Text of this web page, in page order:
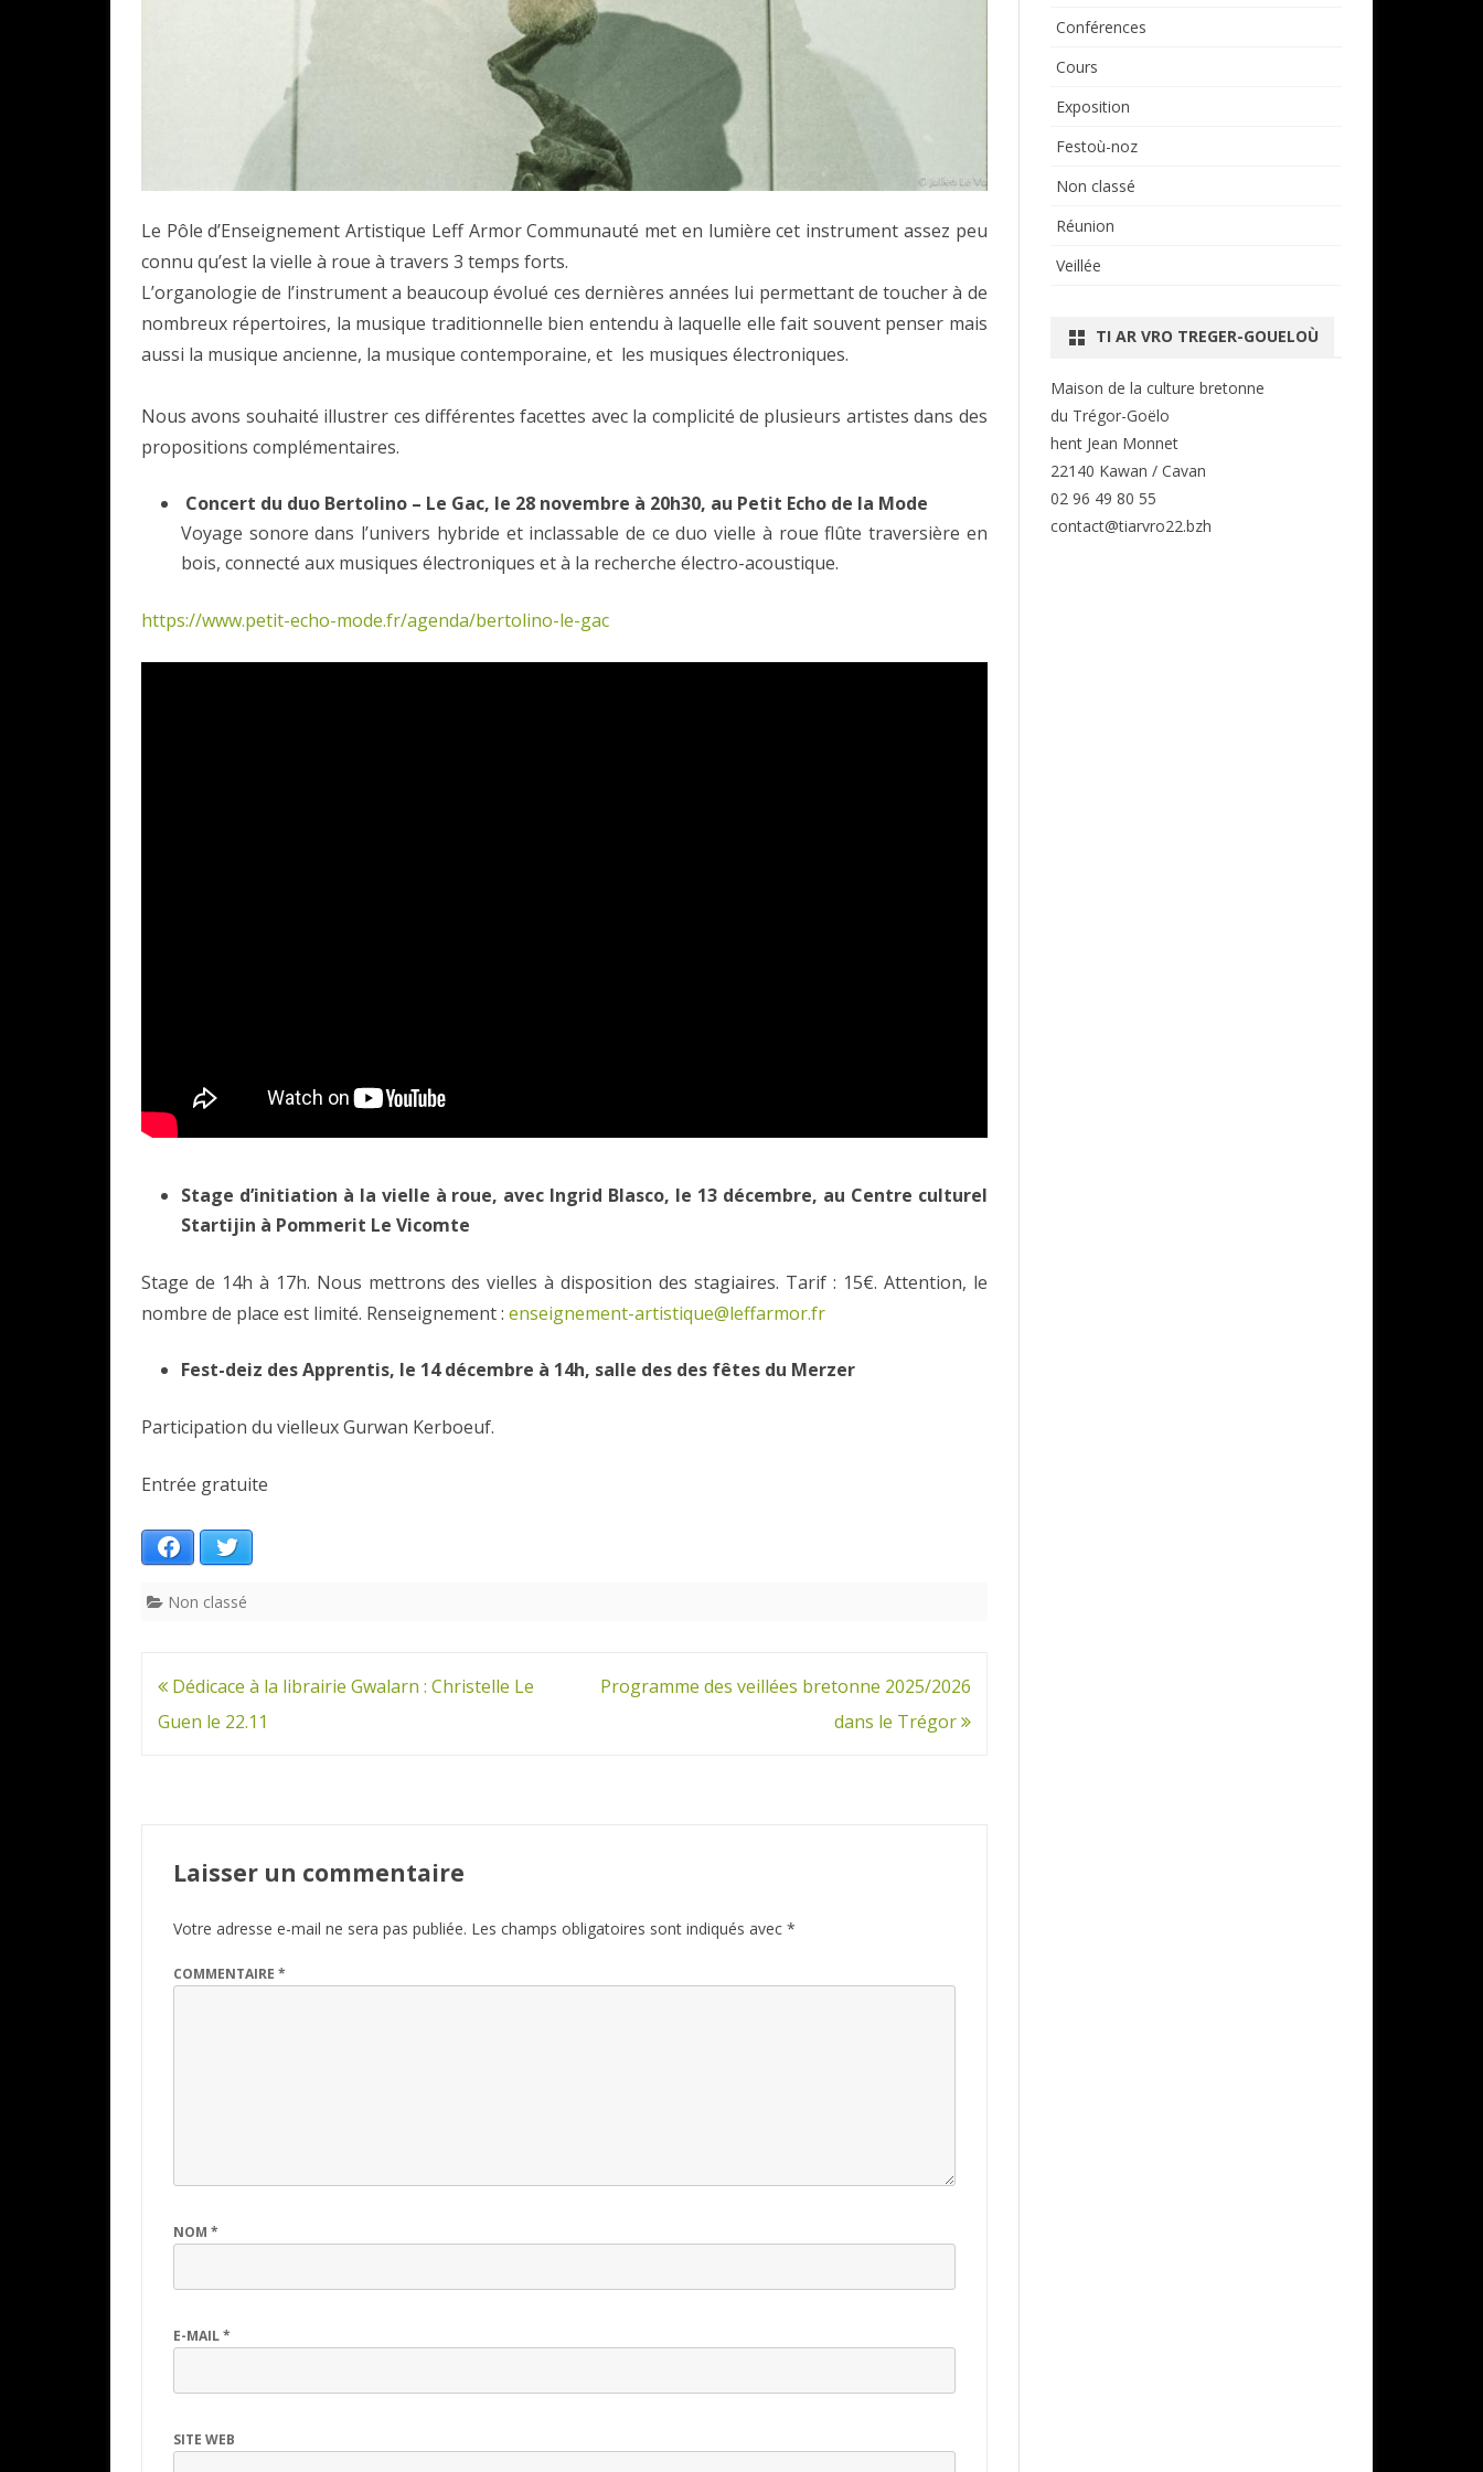
Blanchardeau
Le Pôle d’Enseignement Artistique Leff Armor Communauté met en lumière cet instrument assez peu
connu qu’est la vielle à roue à travers 3 temps forts.
L’organologie de l’instrument a beaucoup évolué ces dernières années lui permettant de toucher à de
nombreux répertoires, la musique traditionnelle bien entendu à laquelle elle fait souvent penser mais
aussi la musique ancienne, la musique contemporaine, et les musiques électroniques.
Nous avons souhaité illustrer ces différentes facettes avec la complicité de plusieurs artistes dans des
propositions complémentaires.
Concert du duo Bertolino – Le Gac, le 28 novembre à 20h30, au Petit Echo de la Mode
Voyage sonore dans l’univers hybride et inclassable de ce duo vielle à roue flûte traversière en
bois, connecté aux musiques électroniques et à la recherche électro-acoustique.
https://www.petit-echo-mode.fr/agenda/bertolino-le-gac
Stage d’initiation à la vielle à roue, avec Ingrid Blasco, le 13 décembre, au Centre culturel
Startijin à Pommerit Le Vicomte
Stage de 14h à 17h. Nous mettrons des vielles à disposition des stagiaires. Tarif : 15€. Attention, le
nombre de place est limité. Renseignement : enseignement-artistique@leffarmor.fr
Fest-deiz des Apprentis, le 14 décembre à 14h, salle des des fêtes du Merzer
Participation du vielleux Gurwan Kerboeuf.
Entrée gratuite
Facebook
Non classé
Navigation
de
Dédicace à la librairie Gwalarn : Christelle Le
Guen le 22.11
Programme des veillées bretonne 2025/2026
dans le Trégor
Laisser un commentaire
Votre adresse e-mail ne sera pas publiée. Les champs obligatoires sont indiqués avec *
COMMENTAIRE *
NOM *
E-MAIL*
SITE WEB
Conférences
Cours
Exposition
Festoù-noz
Non classé
Réunion
Veillée
TI AR VRO TREGER-GOUELOÙ
Maison de la culture bretonne
du Trégor-Goëlo
hent Jean Monnet
22140 Kawan / Cavan
02 96 49 80 55
contact@tiarvro22.bzh